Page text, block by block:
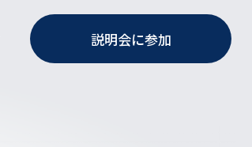
説明会に参加